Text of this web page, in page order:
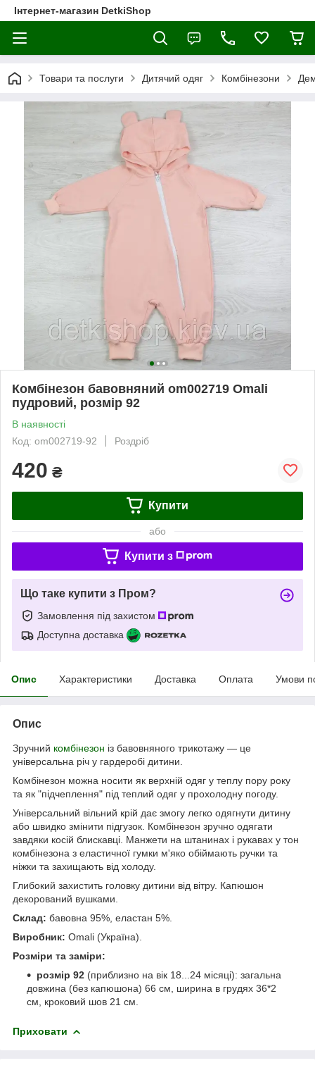
Інтернет-магазин DetkiShop
Товари та послуги Дитячий одяг Комбінезони
Комбінезон бавовняний om002719 Omali
пудровий, розмір 92
В наявності
Код: om002719-92
Роздріб
420 ₴
Купити
або
Купити з
Що таке купити з Пром?
Замовлення під захистом
Доступна доставка
Опис Характеристики Доставка Оплата Умови
Опис
Зручний комбінезон із бавовняного трикотажу — це
універсальна річ у гардеробі дитини.
Комбінезон можна носити як верхній одяг у теплу пору року
та як "підчеплення" під теплий одяг у прохолодну погоду.
Універсальний вільний крій дає змогу легко одягнути дитину
або швидко змінити підгузок. Комбінезон зручно одягати
завдяки косій блискавці. Манжети на штанинах і рукавах у тон
комбінезона з еластичної гумки м'яко обіймають ручки та
ніжки та захищають від холоду.
Глибокий захистить головку дитини від вітру. Капюшон
декорований вушками.
Склад: бавовна 95%, еластан 5%.
Виробник: Omali (Україна).
Розміри та заміри:
розмір 92 (приблизно на вік 18...24 місяці): загальна
довжина (без капюшона) 66 см, ширина в грудях 36*2
см, кроковий шов 21 см.
Приховати